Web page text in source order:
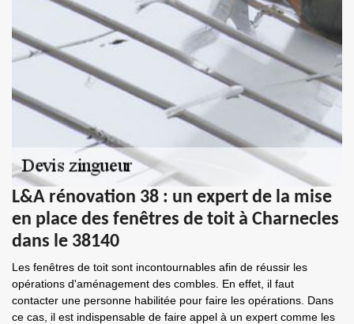
L&A rénovation 38 : un expert de la mise
en place des fenêtres de toit à Charnecles
dans le 38140
Les fenêtres de toit sont incontournables afin de réussir les
opérations d'aménagement des combles. En effet, il faut
contacter une personne habilitée pour faire les opérations. Dans
ce cas, il est indispensable de faire appel à un expert comme les